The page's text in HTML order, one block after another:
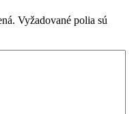
Vyžadované polia sú